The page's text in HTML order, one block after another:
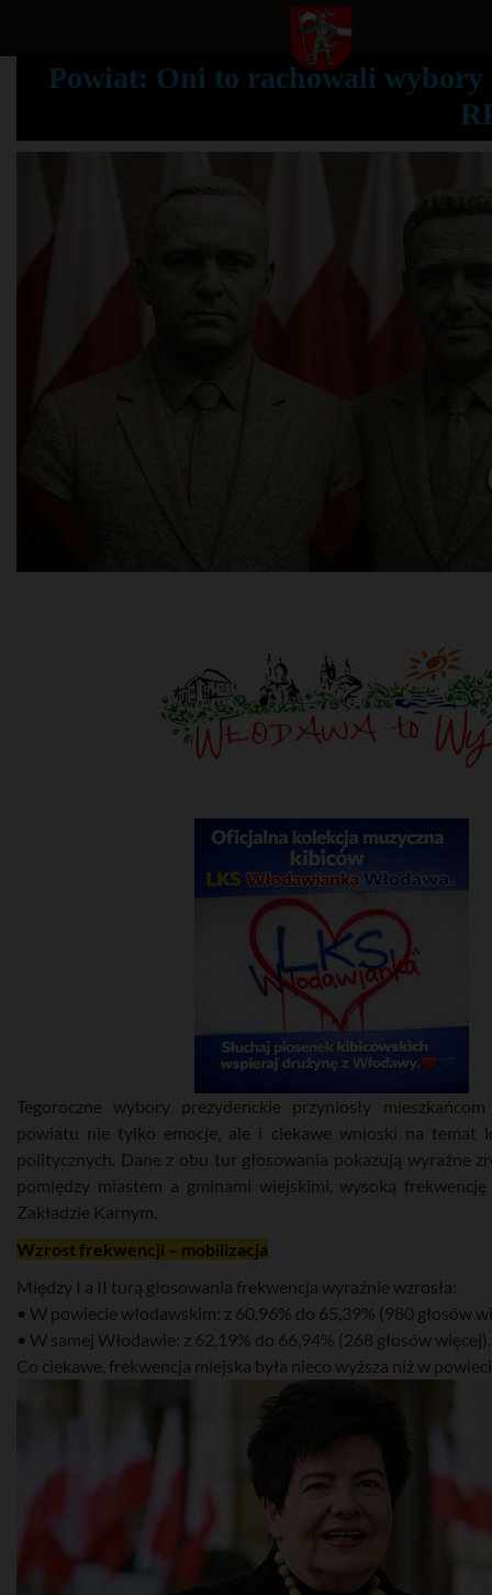
Powiat: Oni to rachowali wybory
Tegoroczne wybory prezydenckie przyniosły
powiatu nie tylko emocje, ale i ciekawe wnioski na temat
politycznych. Dane z obu tur głosowania pokazują wyraźne
pomiędzy miastem a gminami wiejskimi, wysoką
Zakładzie Karnym.
Wzrost frekwencji – mobilizacja
Między I a II turą głosowania frekwencja wyraźnie wzrosła:
• W powiecie włodawskim: z 60,96% do 65,39% (980 głosów
• W samej Włodawie: z 62,19% do 66,94% (268 głosów więcej).
Co ciekawe, frekwencja miejska była nieco wyższa niż w